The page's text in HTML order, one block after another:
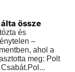
össze
és
–
ahol a
meg: Polt